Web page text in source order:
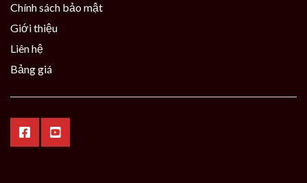
Chính sách bảo mật
Giới thiệu
Liên hệ
Bảng giá